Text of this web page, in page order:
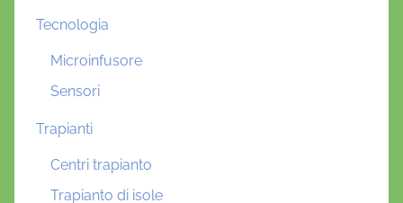
Tecnologia
Microinfusore
Sensori
Trapianti
Centri trapianto
Trapianto di isole